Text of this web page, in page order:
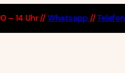
– 14 Uhr //Whatsapp //Telefon